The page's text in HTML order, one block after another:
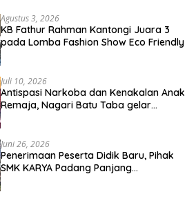
Agustus 3, 2026
KB Fathur Rahman Kantongi Juara 3
pada Lomba Fashion Show Eco Friendly
Juli 10, 2026
Antispasi Narkoba dan Kenakalan Anak
Remaja, Nagari Batu Taba gelar
Juni 26, 2026
Penerimaan Peserta Didik Baru, Pihak
SMK KARYA Padang Panjang